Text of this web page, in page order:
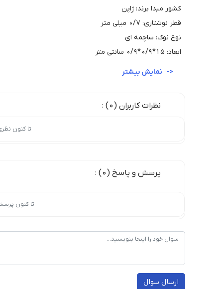
کشور مبدا برند: ژاپن
قطر نوشتاری: 0/7 میلی متر
نوع نوک: ساچمه ای
ابعاد: 15*0/9*0/9 سانتی متر
نظرات کاربران (0) :
تا کنون
پرسش و پاسخ (0) :
تا کنون
ارسال سوال